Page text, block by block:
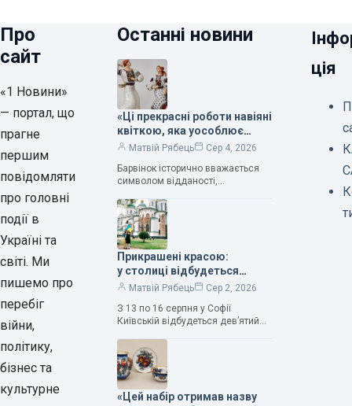
Про
сайт
«1 Новини»
— портал, що
прагне
першим
повідомляти
про головні
події в
Україні та
світі. Ми
пишемо про
перебіг
війни,
політику,
бізнес та
культурне
Останні новини
«Ці прекрасні роботи навіяні
квіткою, яка уособлює
нескінченне кохання», —
Людмила Карпінська-
Романюк
Матвій Рябець
Сер 4, 2026
Барвінок історично вважається
символом відданості,
та тривалого подружнього союзу.
Саме тому ця рослина надихала і
продовжує надихати митців на
Прикрашені красою:
у столиці відбудеться
дев’ятий фестиваль
Матвій Рябець
Сер 2, 2026
З 13 по 16 серпня у Софії
Київській відбудеться дев’ятий
мистецтв Bouquet Kyiv Stage. Ця
подія традиційно…
«Цей набір отримав назву
ція